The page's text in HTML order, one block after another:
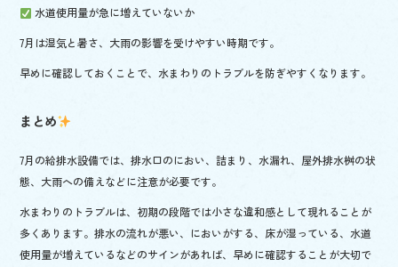
水道使用量が急に増えていないか
7月は湿気と暑さ、大雨の影響を受けやすい時期です。
早めに確認しておくことで、水まわりのトラブルを防ぎやすくなります。
まとめ
7月の給排水設備では、排水口のにおい、詰まり、水漏れ、屋外排水桝の状
態、大雨への備えなどに注意が必要です。
水まわりのトラブルは、初期の段階では小さな違和感として現れることが
多くあります。排水の流れが悪い、においがする、床が湿っている、水道
使用量が増えているなどのサインがあれば、早めに確認することが大切で